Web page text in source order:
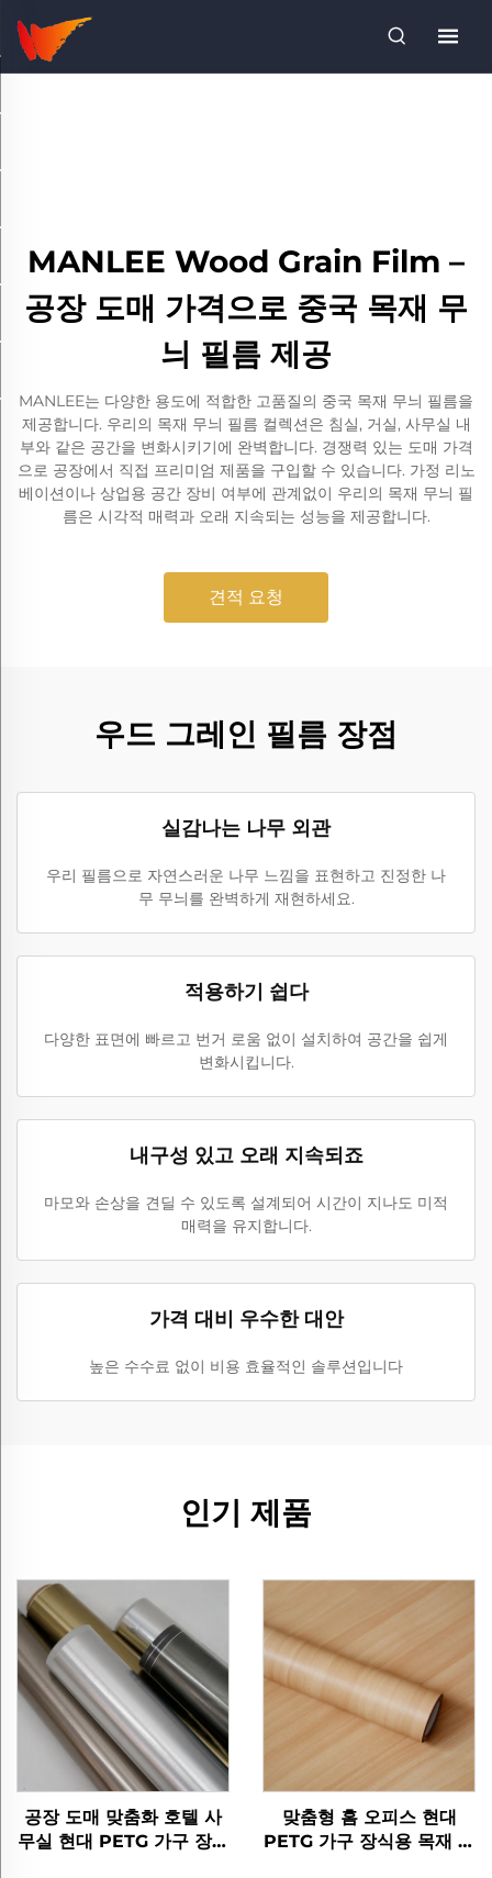
MANLEE Wood Grain Film –
공장 도매 가격으로 중국 목재 무
늬 필름 제공
MANLEE는 다양한 용도에 적합한 고품질의 중국 목재 무늬 필름을
제공합니다. 우리의 목재 무늬 필름 컬렉션은 침실, 거실, 사무실 내
부와 같은 공간을 변화시키기에 완벽합니다. 경쟁력 있는 도매 가격
으로 공장에서 직접 프리미엄 제품을 구입할 수 있습니다. 가정 리노
베이션이나 상업용 공간 장비 여부에 관계없이 우리의 목재 무늬 필
름은 시각적 매력과 오래 지속되는 성능을 제공합니다.
견적 요청
우드 그레인 필름 장점
실감나는 나무 외관
우리 필름으로 자연스러운 나무 느낌을 표현하고 진정한 나
무 무늬를 완벽하게 재현하세요.
적용하기 쉽다
다양한 표면에 빠르고 번거 로움 없이 설치하여 공간을 쉽게
변화시킵니다.
내구성 있고 오래 지속되죠
마모와 손상을 견딜 수 있도록 설계되어 시간이 지나도 미적
매력을 유지합니다.
가격 대비 우수한 대안
높은 수수료 없이 비용 효율적인 솔루션입니다
인기 제품
공장 도매 맞춤화 호텔 사
무실 현대 PETG 가구 장식
맞춤형 홈 오피스 현대
PETG 가구 장식용 목재 곡